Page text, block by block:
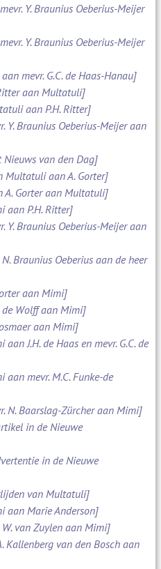
Y. Braunius Oeberius-Meijer
Y. Braunius Oeberius-Meijer
mevr. G.C. de Haas-Hanau]
aan Multatuli]
aan P.H. Ritter]
Y. Braunius Oeberius-Meijer aan
van den Dag]
Multatuli aan A. Gorter]
A. Gorter aan Multatuli]
aan P.H. Ritter]
Y. Braunius Oeberius-Meijer aan
Braunius Oeberius aan de heer
aan Mimi]
de Wolff aan Mimi]
aan Mimi]
J.H. de Haas en mevr. G.C. de
mevr. M.C. Funke-de
N. Baarslag-Zürcher aan Mimi]
in de Nieuwe
in de Nieuwe
van Multatuli]
aan Marie Anderson]
van Zuylen aan Mimi]
Kallenberg van den Bosch aan